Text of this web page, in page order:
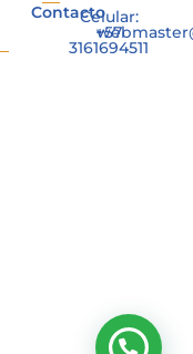
ContactoCelular:
+57
3161694511